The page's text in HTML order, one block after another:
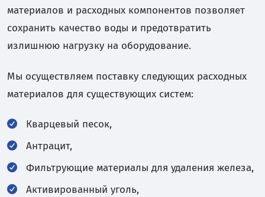
материалов и расходных компонентов позволяет
сохранить качество воды и предотвратить
излишнюю нагрузку на оборудование.
Мы осуществляем поставку следующих расходных
материалов для существующих систем:
Кварцевый песок,
Антрацит,
Фильтрующие материалы для удаления железа,
Активированный уголь,